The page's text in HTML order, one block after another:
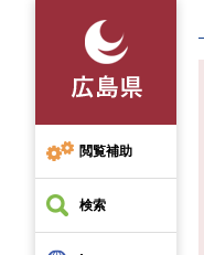
先
頭
で
す
閲覧補助
検索